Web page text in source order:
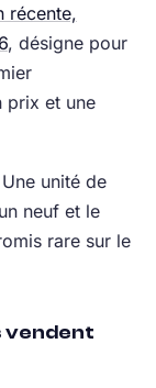
récente,
, désigne pour
prix et une
unité de
neuf et le
rare sur le
vendent